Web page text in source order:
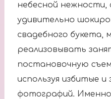
небесной
удивительно
свадебного букета,
реализовывать
постановочную
используя избитые
фотографий.